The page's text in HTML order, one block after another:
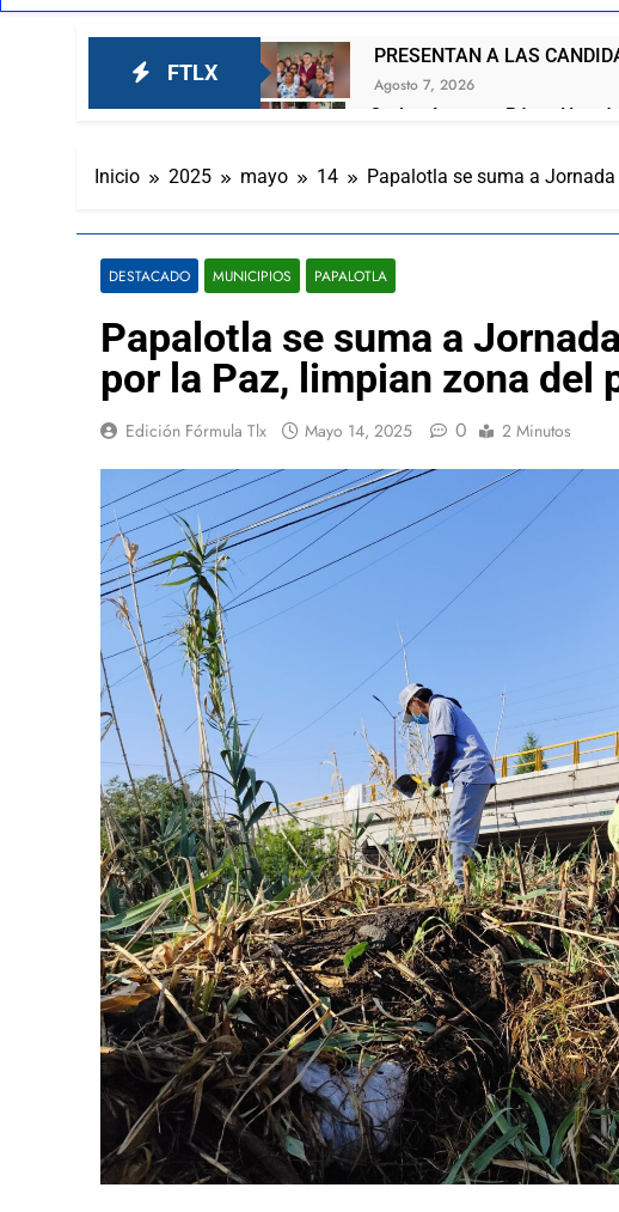
FTLX
PRESENTAN A LAS
Agosto 7, 2026
Carlos Augusto Pérez
Agosto 7, 2026
¡San Lorenzo Soltepec tiene
Agosto 7, 2026
Agosto 6, 2026
Inaugura Alcalde De
García
Agosto 6, 2026
Agosto 6, 2026
El respaldo ciudadano
Agosto 6, 2026
El Tortuguismo Del Ite
Agosto 6, 2026
“Mira este se ve que se la
Agosto 6, 2026
Inicio 2025 mayo 14 Papalotla se suma a
DESTACADO MUNICIPIOS PAPALOTLA
Papalotla se suma a
por la Paz, limpian zona del
Edición Fórmula Tlx Mayo 14, 2025 0 2 Minutos